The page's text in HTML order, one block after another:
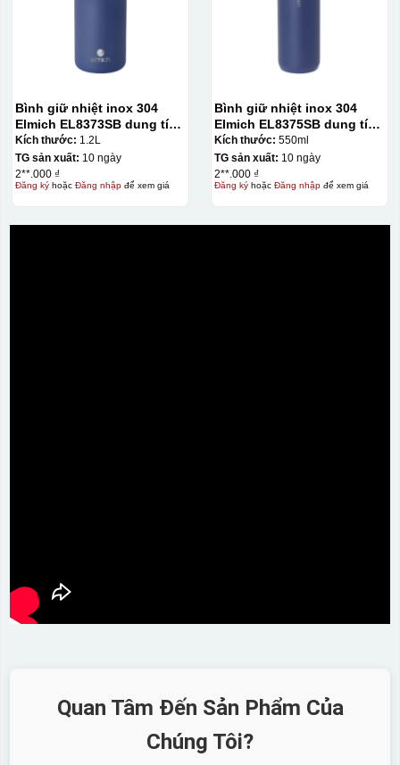
Bình giữ nhiệt inox 304
Elmich EL8373SB dung tích
1.2L
Kích thước: 1.2L
TG sản xuất: 10 ngày
2**.000 ₫
Đăng kýhoặc Đăng nhậpđể xem giá
Bình giữ nhiệt inox 304
Elmich EL8375SB dung tích
550ml
Kích thước: 550ml
TG sản xuất: 10 ngày
2**.000 ₫
Đăng kýhoặc Đăng nhậpđể xem giá
Quan Tâm Đến Sản Phẩm Của
Chúng Tôi?